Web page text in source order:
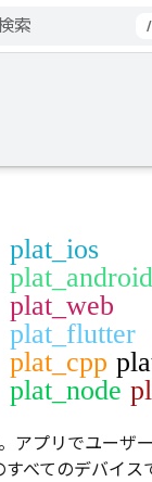
/
plat_ios
plat_android
plat_web
plat_flutter
plat_cpp
plat_node
アプリでユーザ
べてのデバイス